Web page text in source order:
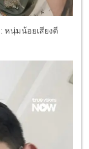
: หนุ่มน้อยเสียงดี